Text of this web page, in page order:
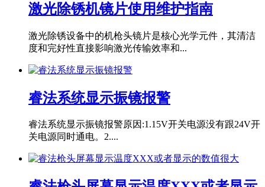
激光除锈机镜片使用维护指南
激光除锈设备中的机枪头镜片是核心光学元件，其清洁
度和完好性直接影响激光传输效率和...
睿法系统显示振镜报警
睿法系统显示振镜报警原因:1.15V开关电源没有跟24V开
关电源同时通电。2....